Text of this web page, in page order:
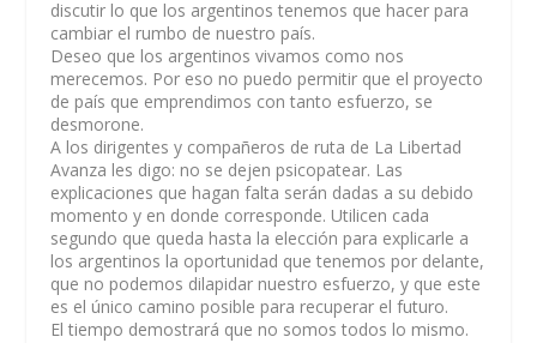
discutir lo que los argentinos tenemos que hacer para
cambiar el rumbo de nuestro país.
Deseo que los argentinos vivamos como nos
merecemos. Por eso no puedo permitir que el proyecto
de país que emprendimos con tanto esfuerzo, se
desmorone.
A los dirigentes y compañeros de ruta de La Libertad
Avanza les digo: no se dejen psicopatear. Las
explicaciones que hagan falta serán dadas a su debido
momento y en donde corresponde. Utilicen cada
segundo que queda hasta la elección para explicarle a
los argentinos la oportunidad que tenemos por delante,
que no podemos dilapidar nuestro esfuerzo, y que este
es el único camino posible para recuperar el futuro.
El tiempo demostrará que no somos todos lo mismo.